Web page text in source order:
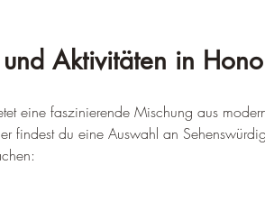
Aktivitäten in
eine faszinierende Mischung aus
findest du eine Auswahl an